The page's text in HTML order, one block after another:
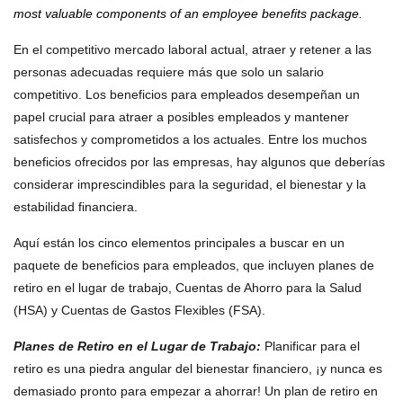
most valuable components of an employee benefits package.
En el competitivo mercado laboral actual, atraer y retener a las
personas adecuadas requiere más que solo un salario
competitivo. Los beneficios para empleados desempeñan un
papel crucial para atraer a posibles empleados y mantener
satisfechos y comprometidos a los actuales. Entre los muchos
beneficios ofrecidos por las empresas, hay algunos que deberías
considerar imprescindibles para la seguridad, el bienestar y la
estabilidad financiera.
Aquí están los cinco elementos principales a buscar en un
paquete de beneficios para empleados, que incluyen planes de
retiro en el lugar de trabajo, Cuentas de Ahorro para la Salud
(HSA) y Cuentas de Gastos Flexibles (FSA).
Planes de Retiro en el Lugar de Trabajo: Planificar para el
retiro es una piedra angular del bienestar financiero, ¡y nunca es
demasiado pronto para empezar a ahorrar! Un plan de retiro en